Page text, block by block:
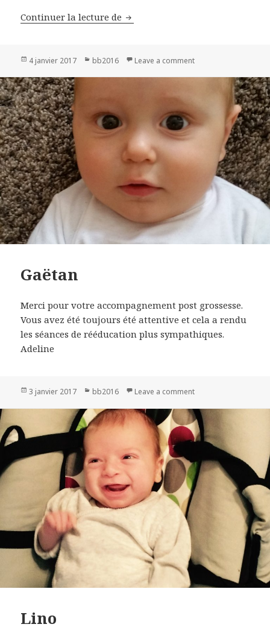
Continuer la lecture de Maxence
Publié
4 janvier 2017 Catégories
bb2016 Leave a comment
Gaëtan
Merci pour votre accompagnement post grossesse.
Vous avez été toujours été attentive et cela a rendu
les séances de rééducation plus sympathiques.
Adeline
Publié
3 janvier 2017 Catégories
bb2016 Leave a comment
Lino